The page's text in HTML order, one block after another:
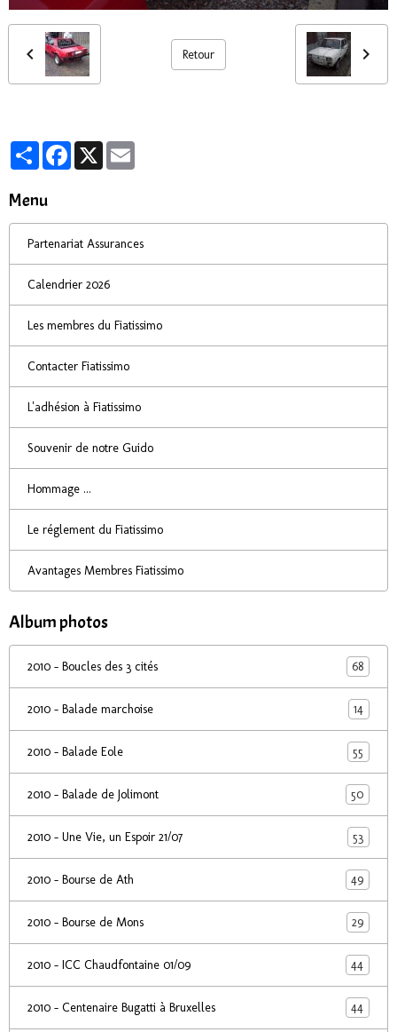
Retour
PartagerFacebook
X
Menu
Partenariat Assurances
Calendrier 2026
Les membres du Fiatissimo
Contacter Fiatissimo
L'adhésion à Fiatissimo
Souvenir de notre Guido
Hommage ...
Le réglement du Fiatissimo
Avantages Membres Fiatissimo
Album photos
2010 - Boucles des 3 cités 68
2010 - Balade marchoise 14
2010 - Balade Eole 55
2010 - Balade de Jolimont 50
2010 - Une Vie, un Espoir 21/07 53
2010 - Bourse de Ath 49
2010 - Bourse de Mons 29
2010 - ICC Chaudfontaine 01/09 44
2010 - Centenaire Bugatti à Bruxelles 44